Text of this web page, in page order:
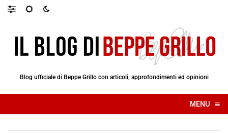
Blog ufficiale di Beppe Grillo con articoli, approfondimenti ed opinioni
MENU ≡
☰